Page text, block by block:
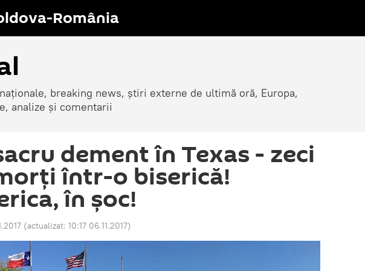
România
breaking news, știri externe de ultimă oră, Europa,
analize și comentarii
dement în Texas - zeci
într-o biserică!
în șoc!
(actualizat: 10:17 06.11.2017)